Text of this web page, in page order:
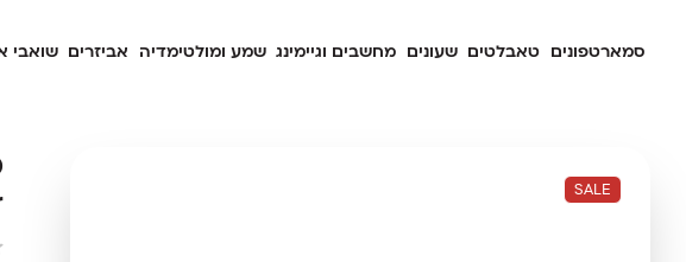
סמארטפונים טאבלטים שעונים מחשבים וגיימינג שמע ומולטימדיה אביזרים שואבי
SALE